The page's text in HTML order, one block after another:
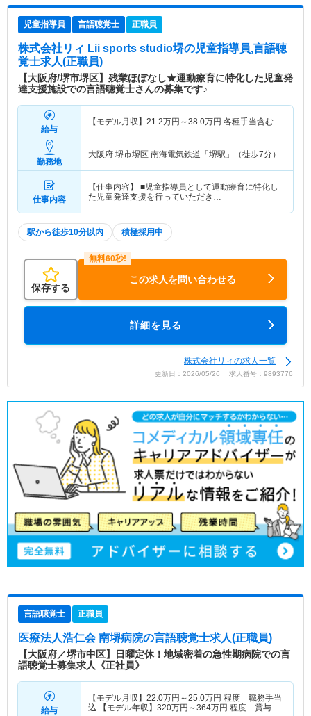
児童指導員 言語聴覚士 正職員
株式会社リィ Lii sports studio堺の児童指導員,言語聴
覚士求人(正職員)
【大阪府/堺市堺区】残業ほぼなし★運動療育に特化した児童発
達支援施設での言語聴覚士さんの募集です♪
給与
【モデル月収】 21.2万円～38.0万円 各種手当含む
勤務地
大阪府 堺市堺区 南海電気鉄道「堺駅」（徒歩7分）
仕事内容
【仕事内容】 ■児童指導員として運動療育に特化し
た児童発達支援を行っていただき…
駅から徒歩10分以内 積極採用中
保存する
この求人を問い合わせる
詳細を見る
株式会社リィの求人一覧
更新日：2026/05/26 求人番号：9893776
言語聴覚士 正職員
医療法人浩仁会 南堺病院の言語聴覚士求人(正職員)
【大阪府／堺市中区】日曜定休！地域密着の急性期病院での言
語聴覚士募集求人《正社員》
給与
【モデル月収】 22.0万円～25.0万円 程度 職務手当
込 【モデル年収】 320万円～364万円 程度 賞与